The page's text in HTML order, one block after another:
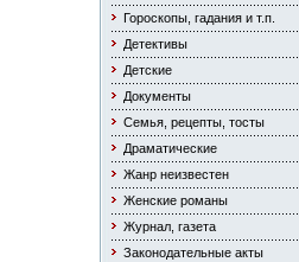
Гороскопы, гадания и т.п.
Детективы
Детские
Документы
Семья, рецепты, тосты
Драматические
Жанр неизвестен
Женские романы
Журнал, газета
Законодательные акты